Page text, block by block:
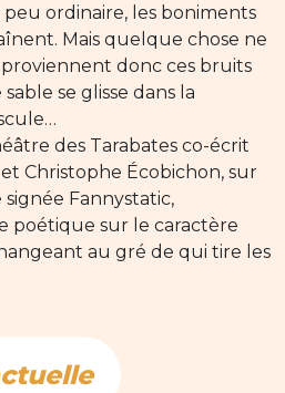
ordinaire, les boniments
Mais quelque chose ne
donc ces bruits
se glisse dans la
des Tarabates co-écrit
Christophe Écobichon, sur
Fannystatic,
poétique sur le caractère
au gré de qui tire les